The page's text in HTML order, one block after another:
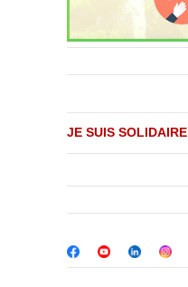
JE SUIS SOLIDAIRE